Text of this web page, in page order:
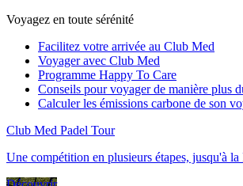
Voyagez en toute sérénité
Facilitez votre arrivée au Club Med
Voyager avec Club Med
Programme Happy To Care
Conseils pour voyager de manière plus
Calculer les émissions carbone de son
Club Med Padel Tour
Une compétition en plusieurs étapes, jusqu'à